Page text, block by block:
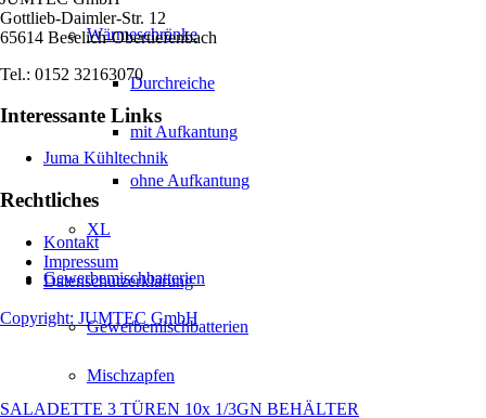
Wärmeschränke
Durchreiche
mit Aufkantung
ohne Aufkantung
XL
Gewerbemischbatterien
Gewerbemischbatterien
Mischzapfen
Gottlieb-Daimler-Str. 12
65614 Beselich-Obertiefenbach
Tel.: 0152 32163070
Interessante Links
Juma Kühltechnik
Rechtliches
Kontakt
Impressum
Datenschutzerklärung
Copyright: JUMTEC GmbH
SALADETTE 3 TÜREN 10x 1/3GN BEHÄLTER